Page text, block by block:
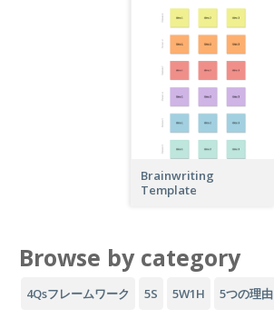
Brainwriting
Template
Browse by category
4Qsフレームワーク 5S 5W1H 5つの理由